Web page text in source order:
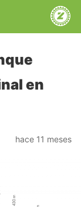
en
hace 11 meses